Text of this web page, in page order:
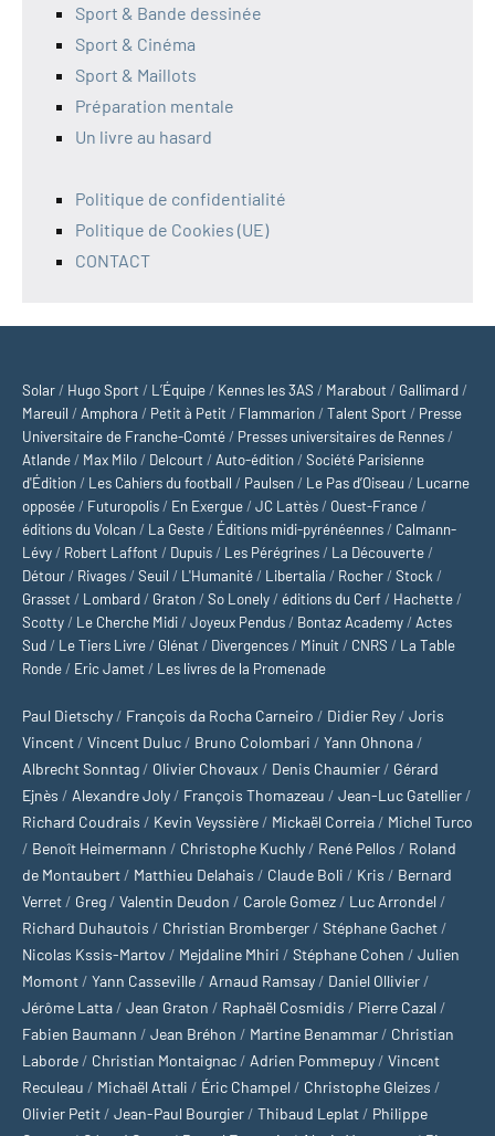
Sport & Bande dessinée
Sport & Cinéma
Sport & Maillots
Préparation mentale
Un livre au hasard
Politique de confidentialité
Politique de Cookies (UE)
CONTACT
Solar / Hugo Sport / L’Équipe / Kennes les 3AS / Marabout / Gallimard /
Mareuil / Amphora / Petit à Petit / Flammarion /Talent Sport / Presse
Universitaire de Franche-Comté / Presses universitaires de Rennes /
Atlande / Max Milo / Delcourt / Auto-édition /Société Parisienne
d'Édition / Les Cahiers du football / Paulsen / Le Pas d’Oiseau / Lucarne
opposée / Futuropolis / En Exergue /JC Lattès / Ouest-France /
éditions du Volcan / La Geste / Éditions midi-pyrénéennes / Calmann-
Lévy / Robert Laffont / Dupuis / Les Pérégrines / La Découverte /
Détour / Rivages /Seuil / L'Humanité / Libertalia / Rocher /Stock /
Grasset / Lombard / Graton /So Lonely /éditions du Cerf / Hachette /
Scotty / Le Cherche Midi /Joyeux Pendus / Bontaz Academy / Actes
Sud / Le Tiers Livre / Glénat / Divergences / Minuit / CNRS / La Table
Ronde / Eric Jamet / Les livres de la Promenade
Paul Dietschy / François da Rocha Carneiro / Didier Rey / Joris
Vincent / Vincent Duluc / Bruno Colombari / Yann Ohnona /
Albrecht Sonntag / Olivier Chovaux / Denis Chaumier / Gérard
Ejnès / Alexandre Joly / François Thomazeau / Jean-Luc Gatellier /
Richard Coudrais / Kevin Veyssière / Mickaël Correia / Michel Turco
/ Benoît Heimermann / Christophe Kuchly / René Pellos / Roland
de Montaubert / Matthieu Delahais / Claude Boli / Kris / Bernard
Verret / Greg / Valentin Deudon / Carole Gomez / Luc Arrondel /
Richard Duhautois / Christian Bromberger / Stéphane Gachet /
Nicolas Kssis-Martov / Mejdaline Mhiri / Stéphane Cohen / Julien
Momont / Yann Casseville / Arnaud Ramsay / Daniel Ollivier /
Jérôme Latta / Jean Graton / Raphaël Cosmidis / Pierre Cazal /
Fabien Baumann / Jean Bréhon / Martine Benammar / Christian
Laborde / Christian Montaignac / Adrien Pommepuy / Vincent
Reculeau / Michaël Attali / Éric Champel / Christophe Gleizes /
Olivier Petit / Jean-Paul Bourgier / Thibaud Leplat / Philippe